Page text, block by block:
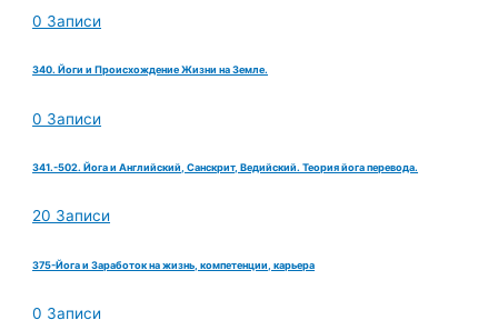
0 Записи
340. Йоги и Происхождение Жизни на Земле.
0 Записи
341.-502. Йога и Английский, Санскрит, Ведийский. Теория йога перевода.
20 Записи
375-Йога и Заработок на жизнь, компетенции, карьера
0 Записи